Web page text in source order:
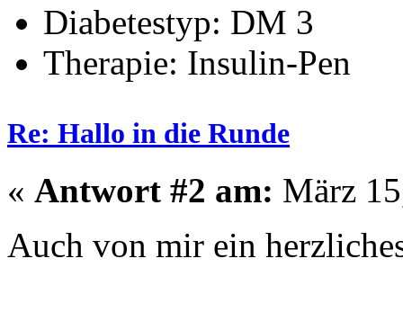
Diabetestyp: DM 3
Therapie: Insulin-Pen
Re: Hallo in die Runde
« Antwort #2 am: März
Auch von mir ein